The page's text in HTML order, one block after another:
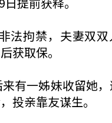
法拘禁，夫妻双
获取保。
有一姊妹收留她
投亲靠友谋生。